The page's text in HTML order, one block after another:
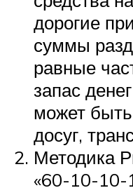
дорогие
суммы
равные
запас
может
досуг,
Методика
«60-10-10-